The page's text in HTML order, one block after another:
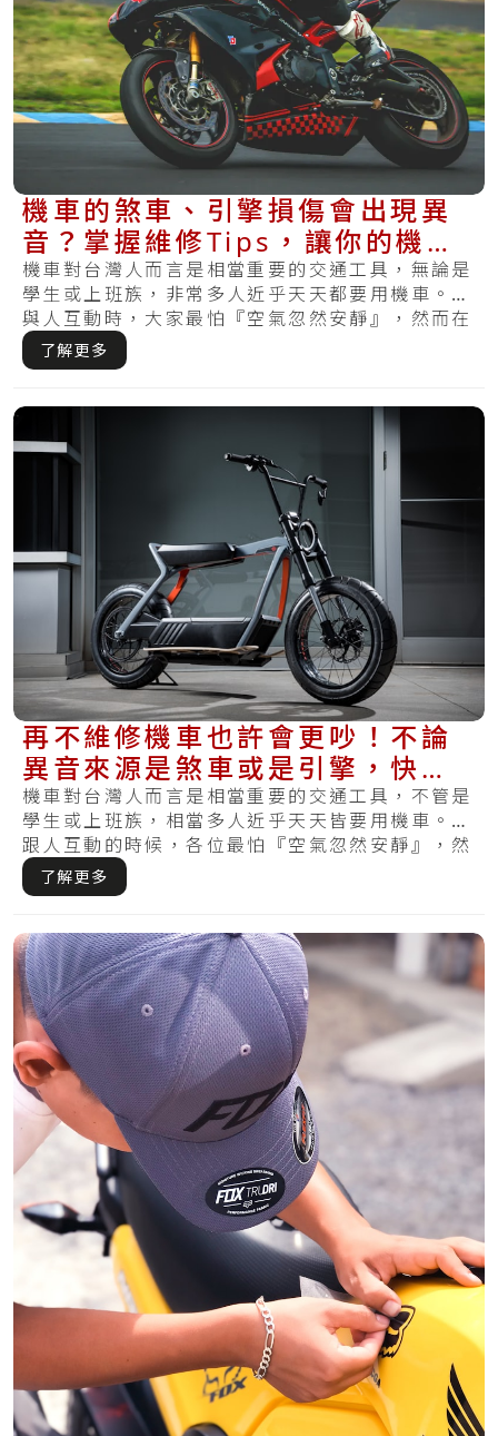
機車的煞車、引擎損傷會出現異
音？掌握維修Tips，讓你的機車
不再發出怪聲
機車對台灣人而言是相當重要的交通工具，無論是
學生或上班族，非常多人近乎天天都要用機車。在
與人互動時，大家最怕『空氣忽然安靜』，然而在
騎行.....
了解更多
再不維修機車也許會更吵！不論
異音來源是煞車或是引擎，快來
看看解決方法
機車對台灣人而言是相當重要的交通工具，不管是
學生或上班族，相當多人近乎天天皆要用機車。在
跟人互動的時候，各位最怕『空氣忽然安靜』，然
而在.....
了解更多